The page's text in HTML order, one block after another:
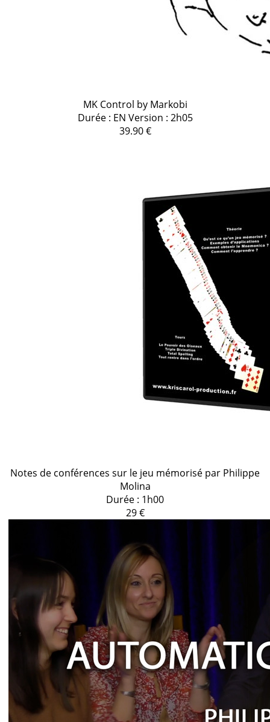
MK Control by Markobi
Durée : EN Version : 2h05
39.90 €
Notes de conférences sur le jeu mémorisé par Philippe
Molina
Durée : 1h00
29 €